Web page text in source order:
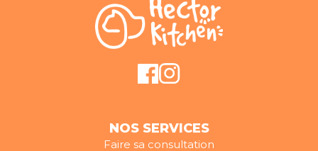
NOS SERVICES
Faire sa consultation